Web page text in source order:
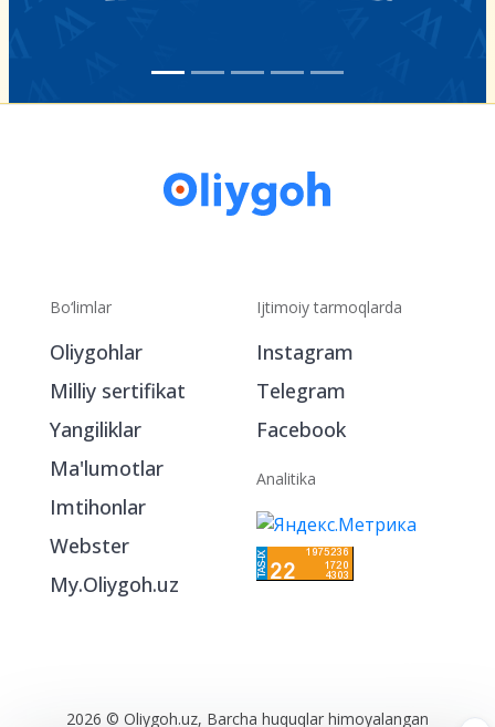
Bo‘limlar
Oliygohlar
Milliy sertifikat
Yangiliklar
Ma'lumotlar
Imtihonlar
Ijtimoiy tarmoqlarda
Instagram
Analitika